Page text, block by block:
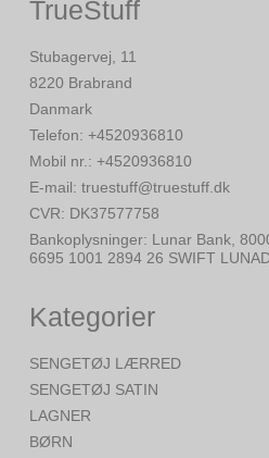
TrueStuff
Stubagervej, 11
8220 Brabrand
Danmark
Telefon: +4520936810
Mobil nr. : +4520936810
E-mail: truestuff@truestuff.dk
CVR: DK37577758
Bankoplysninger: Lunar Bank,
6695 1001 2894 26 SWIFT
Kategorier
SENGETØJ LÆRRED
SENGETØJ SATIN
LAGNER
BØRN